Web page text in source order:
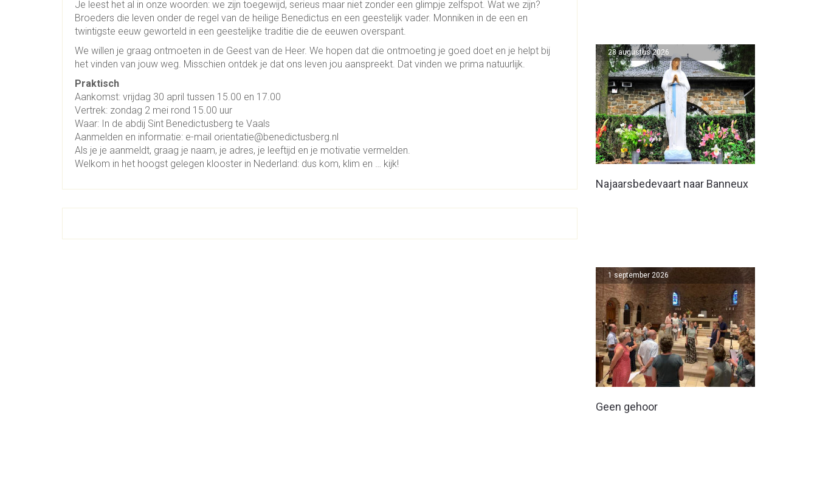
Je leest het al in onze woorden: we zijn toegewijd, serieus maar niet zonder een glimpje zelfspot. Wat we zijn?
Broeders die leven onder de regel van de heilige Benedictus en een geestelijk vader. Monniken in de een en
twintigste eeuw geworteld in een geestelijke traditie die de eeuwen overspant.
We willen je graag ontmoeten in de Geest van de Heer. We hopen dat die ontmoeting je goed doet en je helpt bij
het vinden van jouw weg. Misschien ontdek je dat ons leven jou aanspreekt. Dat vinden we prima natuurlijk.
Praktisch
Aankomst: vrijdag 30 april tussen 15.00 en 17.00
Vertrek: zondag 2 mei rond 15.00 uur
Waar: In de abdij Sint Benedictusberg te Vaals
Aanmelden en informatie: e-mail orientatie@benedictusberg.nl
Als je je aanmeldt, graag je naam, je adres, je leeftijd en je motivatie vermelden.
Welkom in het hoogst gelegen klooster in Nederland: dus kom, klim en … kijk!
Najaarsbedevaart naar Banneux
28 augustus 2026
Geen gehoor
1 september 2026